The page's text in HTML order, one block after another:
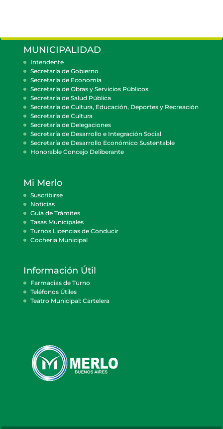
MUNICIPALIDAD
Intendente
Secretaría de Gobierno
Secretaría de Economía
Secretaría de Obras y Servicios Públicos
Secretaría de Salud Pública
Secretaría de Cultura, Educación, Deportes y Recreación
Secretaría de Cultura
Secretaría de Delegaciones
Secretaría de Desarrollo e Integración Social
Secretaría de Desarrollo Económico Sustentable
Honorable Concejo Deliberante
Mi Merlo
Suscribirse
Noticias
Guía de Trámites
Tasas Municipales
Turnos Licencias de Conducir
Cocheria Municipal
Información Útil
Farmacias de Turno
Teléfonos Útiles
Teatro Municipal: Cartelera